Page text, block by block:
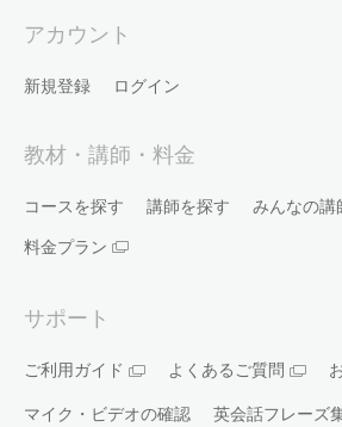
アカウント
新規登録 ログイン
教材・講師・料金
コースを探す 講師を探す
みんなの講
料金プラン
サポート
ご利用ガイド よくあるご質問
マイク・ビデオの確認
英会話フレーズ